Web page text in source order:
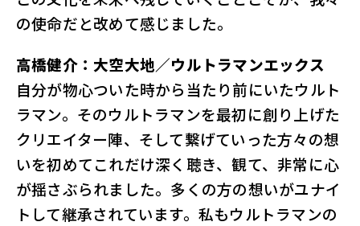
の使命だと改めて感じました。
高橋健介：大空大地／ウルトラマンエックス
自分が物心ついた時から当たり前にいたウルト
ラマン。そのウルトラマンを最初に創り上げた
クリエイター陣、そして繋げていった方々の想
いを初めてこれだけ深く聴き、観て、非常に心
が揺さぶられました。多くの方の想いがユナイ
トして継承されています。私もウルトラマンの